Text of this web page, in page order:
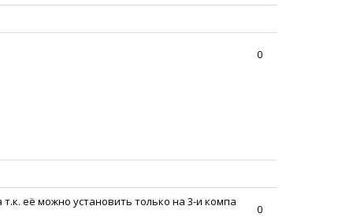
0
0
её можно установить только на 3-и компа